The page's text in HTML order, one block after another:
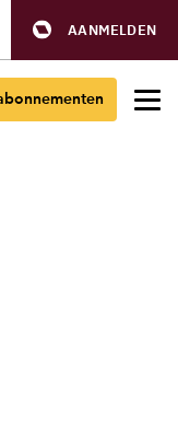
AANMELDEN